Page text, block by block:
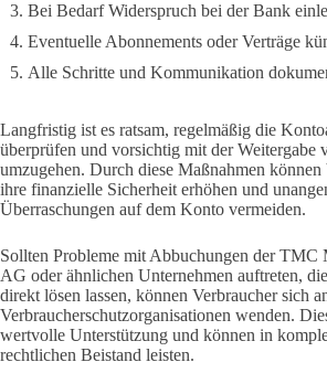
Bei Bedarf Widerspruch bei der Bank
Eventuelle Abonnements oder Verträge
Alle Schritte und Kommunikation
Langfristig ist es ratsam, regelmäßig die
überprüfen und vorsichtig mit der Weitergabe
umzugehen. Durch diese Maßnahmen können
ihre finanzielle Sicherheit erhöhen und
Überraschungen auf dem Konto vermeiden.
Sollten Probleme mit Abbuchungen der TMC
AG oder ähnlichen Unternehmen auftreten,
direkt lösen lassen, können Verbraucher sich
Verbraucherschutzorganisationen wenden.
wertvolle Unterstützung und können in
rechtlichen Beistand leisten.